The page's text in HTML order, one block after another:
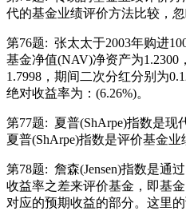
代的基金业绩评价方法比较，
第76题: 张太太于2003年购进
基金净值(NAV)净资产为1.2300
1.7998，期间二次分红分别为
绝对收益率为：(6.26%)。
第77题: 夏普(ShArpe)指数是现
夏普(ShArpe)指数是评价基金业
第78题: 詹森(Jensen)指数是通
收益率之差来评价基金，即基
对应的预期收益的部分。这里